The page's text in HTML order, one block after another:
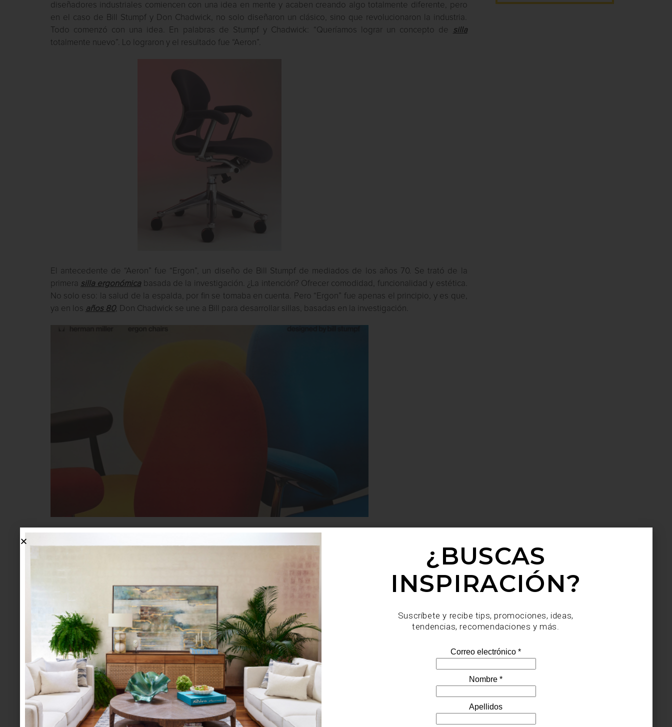
diseñadores industriales comiencen con una idea en mente y acaben creando algo totalmente diferente, pero
en el caso de Bill Stumpf y Don Chadwick, no solo diseñaron un clásico, sino que revolucionaron la industria.
Todo comenzó con una idea. En palabras de Stumpf y Chadwick: “Queríamos lograr un concepto de silla
totalmente nuevo”. Lo lograron y el resultado fue “Aeron”.
El antecedente de “Aeron” fue “Ergon”, un diseño de Bill Stumpf de mediados de los años 70. Se trató de la
primera silla ergonómicabasada de la investigación. ¿La intención? Ofrecer comodidad, funcionalidad y estética.
No solo eso: la salud de la espalda, por fin se tomaba en cuenta. Pero “Ergon” fue apenas el principio, y es que,
ya en los años 80, Don Chadwick se une a Bill para desarrollar sillas, basadas en la investigación.
industria. Todo en este modelo era innovador y por eso, rápidamente se convirtió en el estándar de ergonomía¿BUSCAS
INSPIRACIÓN?
Suscríbete y recibe tips, promociones, ideas,
tendencias, recomendaciones y más.